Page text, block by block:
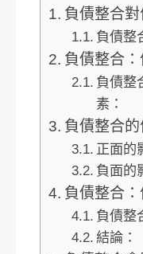
負債整合
負債整
負債整合
負債整
素：
負債整合
正面的
負面的
負債整合
負債整
結論：